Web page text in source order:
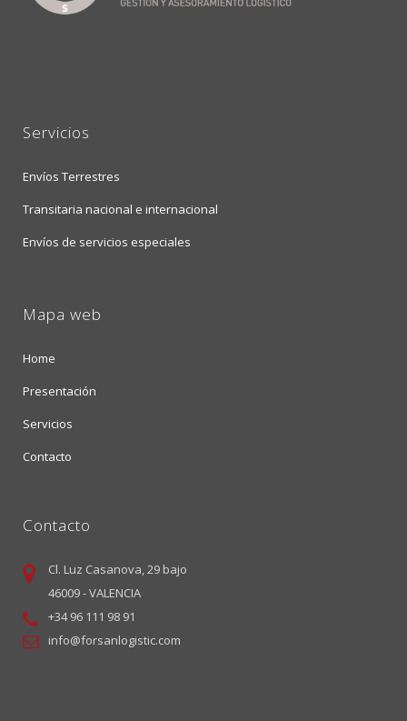
Servicios
Envíos Terrestres
Transitaria nacional e internacional
Envíos de servicios especiales
Mapa web
Home
Presentación
Servicios
Contacto
Contacto
Cl. Luz Casanova, 29 bajo
46009 - VALENCIA
+34 96 111 98 91
info@forsanlogistic.com